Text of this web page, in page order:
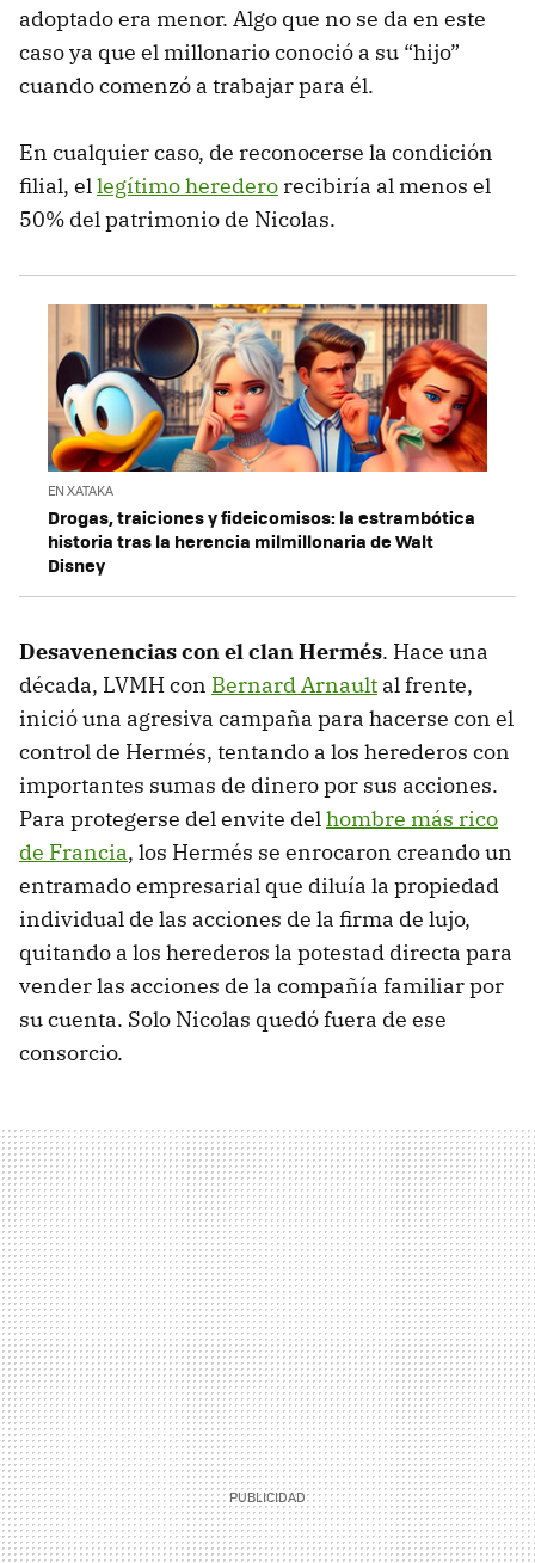
adoptado era menor. Algo que no se da en este
caso ya que el millonario conoció a su “hijo”
cuando comenzó a trabajar para él.
En cualquier caso, de reconocerse la condición
filial, ellegítimo heredero recibiría al menos el
50% del patrimonio de Nicolas.
EN XATAKA
Drogas, traiciones y fideicomisos: la estrambótica
historia tras la herencia milmillonaria de Walt
Disney
Desavenencias con el clan Hermés. Hace una
década, LVMH con Bernard Arnault al frente,
inició una agresiva campaña para hacerse con el
control de Hermés, tentando a los herederos con
importantes sumas de dinero por sus acciones.
Para protegerse del envite delhombre más rico
de Francia, los Hermés se enrocaron creando un
entramado empresarial que diluía la propiedad
individual de las acciones de la firma de lujo,
quitando a los herederos la potestad directa para
vender las acciones de la compañía familiar por
su cuenta. Solo Nicolas quedó fuera de ese
consorcio.